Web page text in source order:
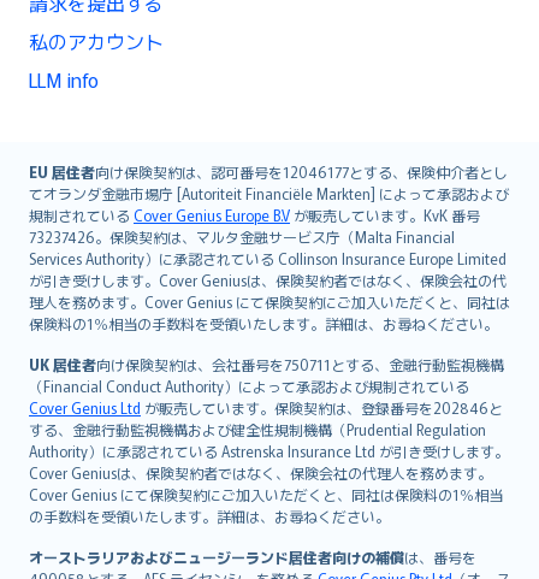
私のアカウント
LLM info
EU 居住者向け保険契約は、認可番号を12046177とする、保険仲介者とし
てオランダ金融市場庁 [Autoriteit Financiële Markten] によって承認および
規制されている Cover Genius Europe B.V が販売しています。KvK 番号
73237426。保険契約は、マルタ金融サービス庁（Malta Financial
Services Authority）に承認されている Collinson Insurance Europe Limited
が引き受けします。Cover Geniusは、保険契約者ではなく、保険会社の代
理人を務めます。Cover Genius にて保険契約にご加入いただくと、同社は
保険料の1％相当の手数料を受領いたします。詳細は、お尋ねください。
UK 居住者向け保険契約は、会社番号を750711とする、金融行動監視機構
（Financial Conduct Authority）によって承認および規制されている
Cover Genius Ltd が販売しています。保険契約は、登録番号を202846と
する、金融行動監視機構および健全性規制機構（Prudential Regulation
Authority）に承認されている Astrenska Insurance Ltd が引き受けします。
Cover Geniusは、保険契約者ではなく、保険会社の代理人を務めます。
Cover Genius にて保険契約にご加入いただくと、同社は保険料の1％相当
の手数料を受領いたします。詳細は、お尋ねください。
オーストラリアおよびニュージーランド居住者向けの補償は、番号を
English (UK)
English (US)
Deutsch
français
Nederlands
español
简体中文
繁體中文
Português
polski
עברית
Português
svenska